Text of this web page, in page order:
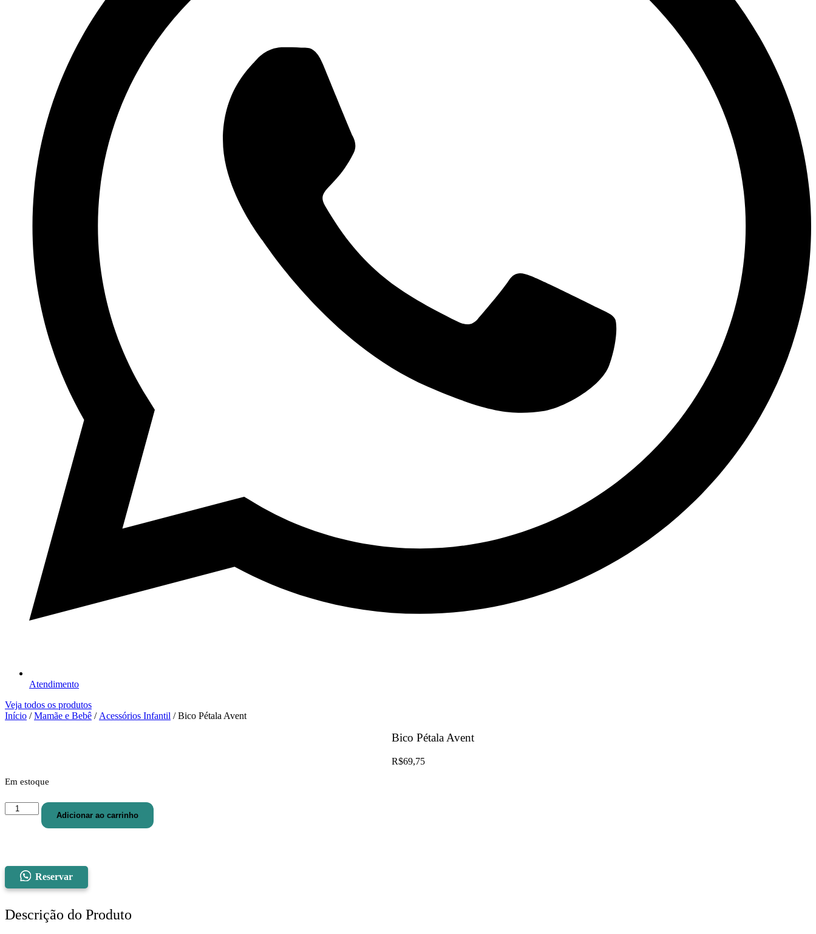
Atendimento
Veja todos os produtos
Início /Mamãe e Bebê / Acessórios Infantil / Bico Pétala Avent
Bico Pétala Avent
R$69,75
Em estoque
Bico
Pétala
Adicionar ao carrinho
Reservar
Descrição do Produto